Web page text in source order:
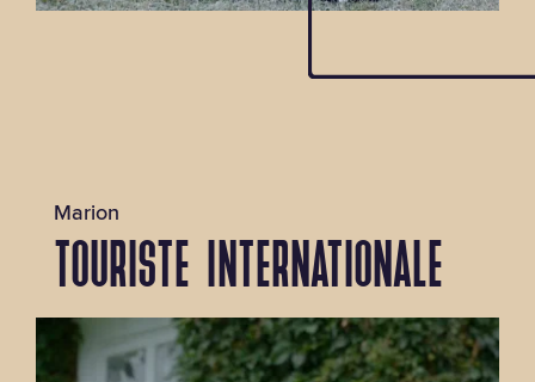
TOURISTE INTERNATIONALE
Marion